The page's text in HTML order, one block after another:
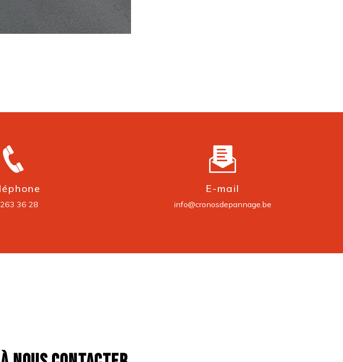
36 28
E-mail
info@cronosdepannage.be